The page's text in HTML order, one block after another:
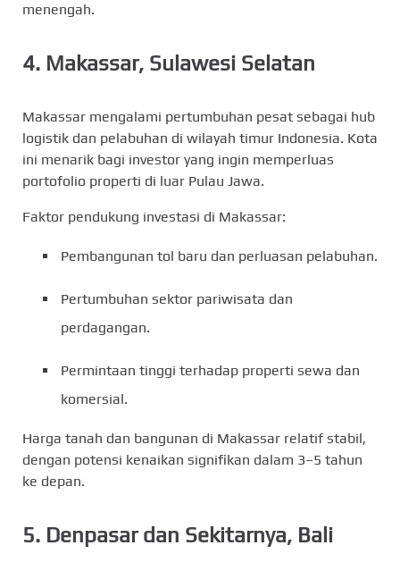
menengah.
4. Makassar, Sulawesi Selatan
Makassar mengalami pertumbuhan pesat sebagai hub
logistik dan pelabuhan di wilayah timur Indonesia. Kota
ini menarik bagi investor yang ingin memperluas
portofolio properti di luar Pulau Jawa.
Faktor pendukung investasi di Makassar:
Pembangunan tol baru dan perluasan pelabuhan.
Pertumbuhan sektor pariwisata dan
perdagangan.
Permintaan tinggi terhadap properti sewa dan
komersial.
Harga tanah dan bangunan di Makassar relatif stabil,
dengan potensi kenaikan signifikan dalam 3–5 tahun
ke depan.
5. Denpasar dan Sekitarnya, Bali